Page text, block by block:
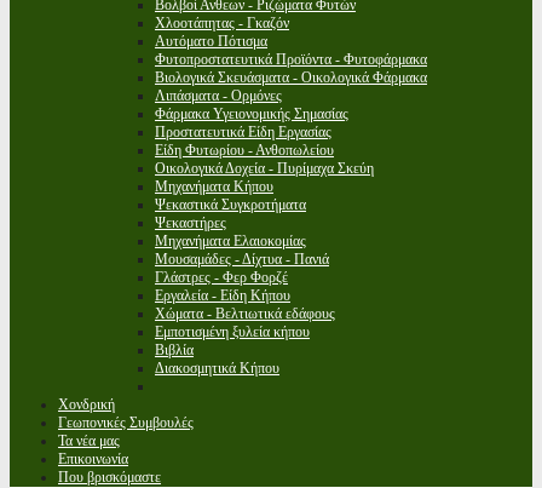
Βολβοί Ανθεων - Ριζώματα Φυτών
Χλοοτάπητας - Γκαζόν
Αυτόματο Πότισμα
Φυτοπροστατευτικά Προϊόντα - Φυτοφάρμακα
Βιολογικά Σκευάσματα - Οικολογικά Φάρμακα
Λιπάσματα - Ορμόνες
Φάρμακα Υγειονομικής Σημασίας
Προστατευτικά Είδη Εργασίας
Είδη Φυτωρίου - Ανθοπωλείου
Οικολογικά Δοχεία - Πυρίμαχα Σκεύη
Μηχανήματα Κήπου
Ψεκαστικά Συγκροτήματα
Ψεκαστήρες
Μηχανήματα Ελαιοκομίας
Μουσαμάδες - Δίχτυα - Πανιά
Γλάστρες - Φερ Φορζέ
Εργαλεία - Είδη Κήπου
Χώματα - Βελτιωτικά εδάφους
Εμποτισμένη ξυλεία κήπου
Βιβλία
Διακοσμητικά Κήπου
Χονδρική
Γεωπονικές Συμβουλές
Τα νέα μας
Επικοινωνία
Που βρισκόμαστε